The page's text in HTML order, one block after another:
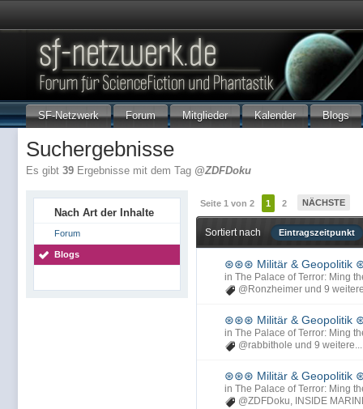
SF-Netzwerk Forum Mitglieder Kalender Blogs
Suchergebnisse
Es gibt 39 Ergebnisse mit dem Tag @ZDFDoku
Nach Art der Inhalte
Forum
Blogs
Seite 1 von 2 1 2 NÄCHSTE
Sortiert nach Eintragszeitpunkt
⊛⊛⊛ Militär & Geopolitik
in The Palace of Terror: Ming
@Ronzheimer und 9
⊛⊛⊛ Militär & Geopolitik
in The Palace of Terror: Ming
@rabbithole und 9 weitere...
⊛⊛⊛ Militär & Geopolitik
in The Palace of Terror: Ming
@ZDFDoku, INSIDE